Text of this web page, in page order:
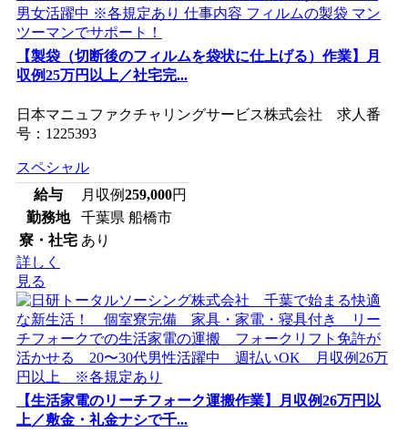
【製袋（切断後のフィルムを袋状に仕上げる）作業】月
収例25万円以上／社宅完...
日本マニュファクチャリングサービス株式会社 求人番
号：1225393
スペシャル
給与
月収例259,000円
勤務地
千葉県 船橋市
寮・社宅 あり
詳しく
見る
【生活家電のリーチフォーク運搬作業】月収例26万円以
上／敷金・礼金ナシで千...